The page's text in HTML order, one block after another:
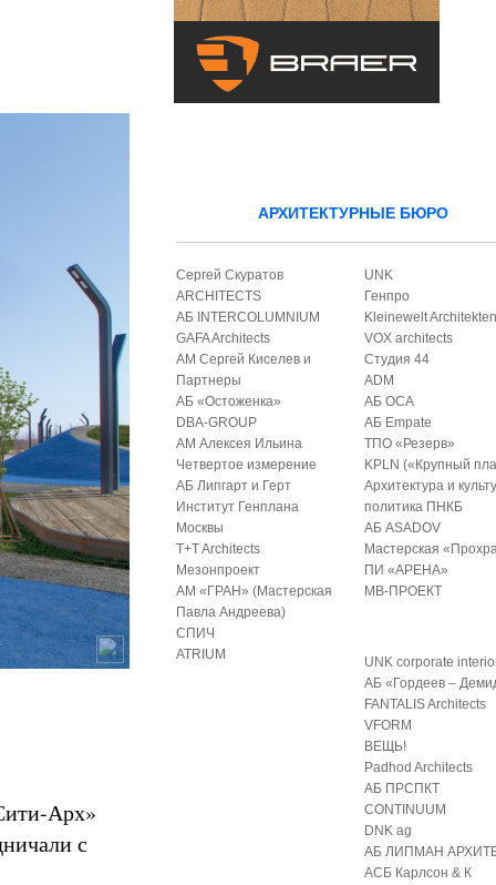
Арх»
с
АРХИТЕКТУРНЫЕ БЮРО
Сергей Скуратов
ARCHITECTS
АБ INTERCOLUMNIUM
GAFA Architects
АМ Сергей Киселев и
Партнеры
АБ «Остоженка»
DBA-GROUP
АМ Алексея Ильина
Четвертое измерение
АБ Липгарт и Герт
Институт Генплана
Москвы
T+T Architects
Мезонпроект
АМ «ГРАН» (Мастерская
Павла Андреева)
СПИЧ
ATRIUM
UNK
Генпро
Kleinewelt
VOX architects
Студия 44
ADM
АБ ОСА
АБ Empate
ТПО «Резерв»
KPLN («Крупный
Архитектура и
политика ПНКБ
АБ ASADOV
Мастерская
ПИ «АРЕНА»
МВ-ПРОЕКТ
UNK corporate
АБ «Гордеев –
FANTALIS Architects
VFORM
ВЕЩЬ!
Padhod Architects
АБ ПРСПКТ
CONTINUUM
DNK ag
АБ ЛИПМАН
АСБ Карлсон & К